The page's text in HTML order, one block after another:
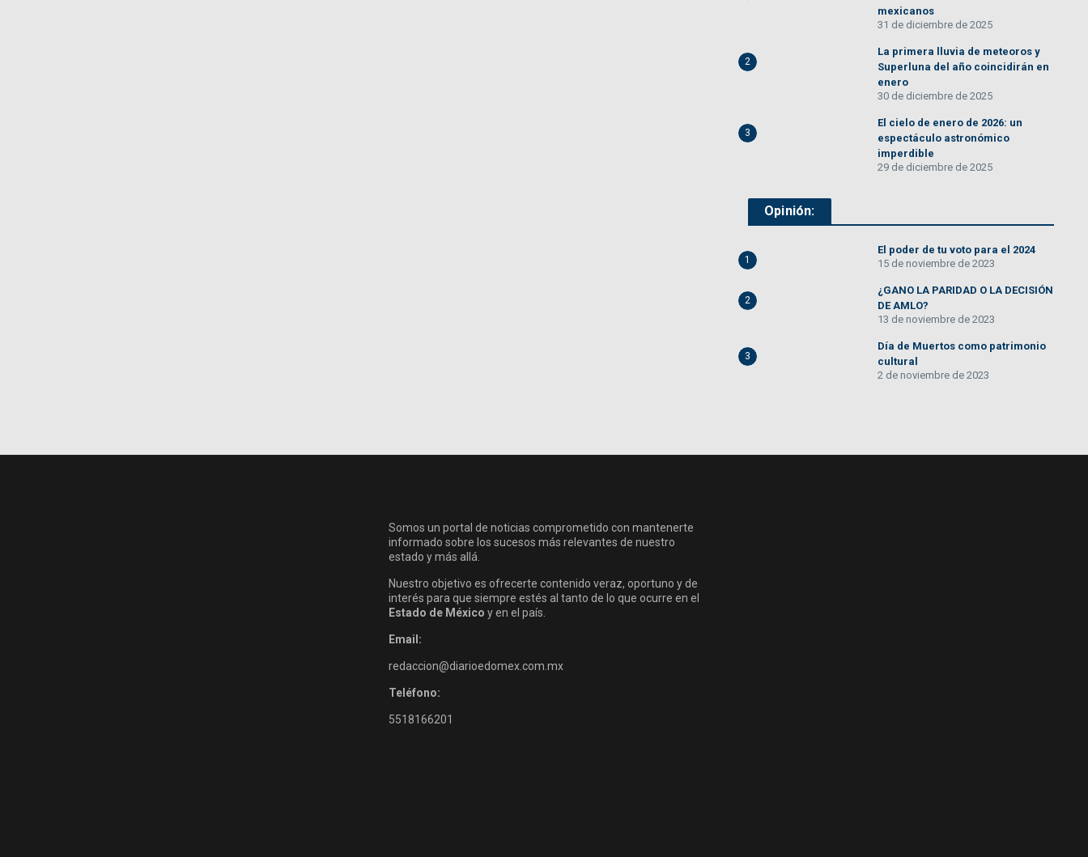
mexicanos
31 de diciembre de 2025
2
La primera lluvia de meteoros y
Superluna del año coincidirán en
enero
30 de diciembre de 2025
3
El cielo de enero de 2026: un
espectáculo astronómico
imperdible
29 de diciembre de 2025
Opinión:
1
El poder de tu voto para el 2024
15 de noviembre de 2023
2
¿GANO LA PARIDAD O LA DECISIÓN
DE AMLO?
13 de noviembre de 2023
3
Día de Muertos como patrimonio
cultural
2 de noviembre de 2023
Somos un portal de noticias comprometido con mantenerte
informado sobre los sucesos más relevantes de nuestro
estado y más allá.
Nuestro objetivo es ofrecerte contenido veraz, oportuno y de
interés para que siempre estés al tanto de lo que ocurre en el
Estado de México y en el país.
Email:
redaccion@diarioedomex.com.mx
Teléfono:
5518166201